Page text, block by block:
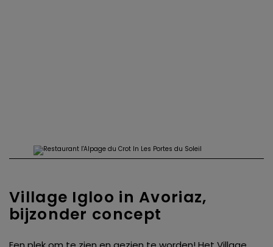
Village Igloo in Avoriaz,
bijzonder concept